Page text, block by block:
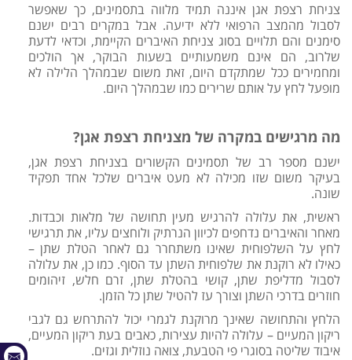
צניחת רצפת אגן איננה תמיד מלווה בתסמינים, כך שאפשר
לסבול מהמצב הרפואי ללא ידיעה. אבל במקרים רבים ישנם
סימנים והם תלויים בסוג צניחת האיברים הקיימת, וכדאי לדעת
שלרוב, הם אינם משמעותיים בשעות הבוקר, אך הולכים
ומחמירים ככל שמתקדם היום, זאת משום שבמהלך הלילה לא
מופעל לחץ על אותם שרירים כמו שבמהלך היום.
מה מרגישים במקרה של מצניחת רצפת אגן?
ישנם מספר רב של תסמינים הקשורים בצניחת רצפת אגן,
בעיקר משום שזו מכילה לא מעט איברים שלכל אחד תפקיד
שונה.
ראשית, את עלולה להרגיש מעין תחושה של מלאות וכבדות.
מאחר והאיברים נדחפים לכיוון הנרתיק ולוחצים עליו, את תרגישי
לחץ על השלפוחית שאינו משתחרר גם לאחר הטלת שתן –
כאילו לא רוקנת את שלפוחית השתן עד הסוף. כמו כן, את עלולה
לסבול מדליפת שתן, קושי בהטלת שתן, זרם חלש, זיהומים
חוזרים בדרכי השתן וצורך עז להטיל שתן כל הזמן.
הלחץ והתחושה שאינך מרוקנת לגמרי יכול להתרחש גם לגבי
ריקון המעיים – עלולה להיות עצירות, כאבים בעת ריקון המעיים,
איבוד שליטה בסוגרי פי הטבעת, צואה נוזלית וגזים.